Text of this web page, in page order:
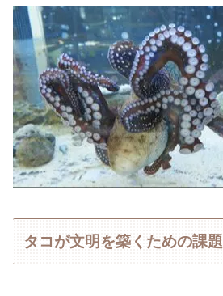
タコが文明を築くための課題